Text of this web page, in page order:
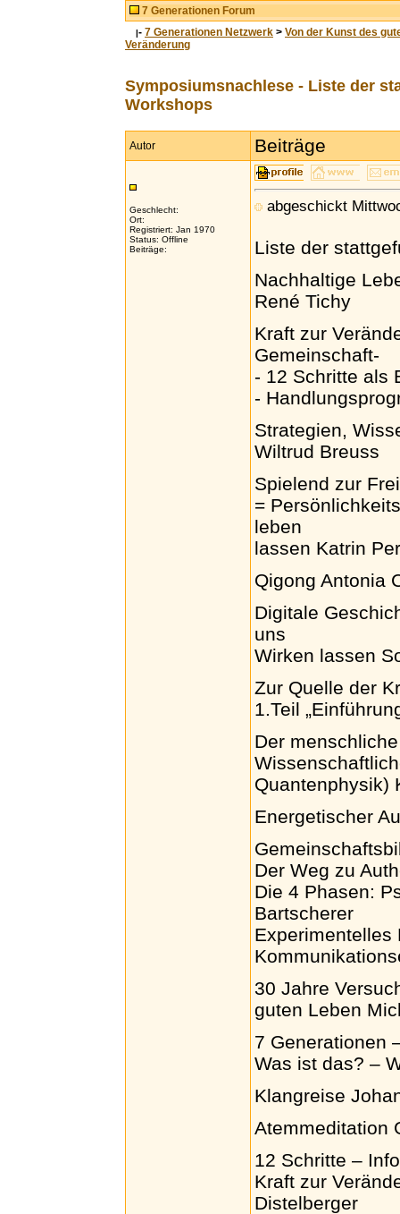
7 Generationen Forum
|- 7 Generationen Netzwerk > Von der Kunst des
Veränderung
Symposiumsnachlese - Liste der
Workshops
Autor Beiträge
Geschlecht:
Ort:
Registriert: Jan 1970
Status: Offline
Beiträge:
abgeschickt
Liste der
Nachhaltige
René Tichy
Kraft zur
Gemeinschaft-
- 12 Schritte als
-
Strategien,
Wiltrud Breuss
Spielend zur
=
leben
lassen Katrin
Qigong Antonia
Digitale
uns
Wirken lassen
Zur Quelle der
1.Teil
Der
Quantenphysik)
Energetischer
Der Weg zu
Die 4 Phasen:
Bartscherer
Experimentelles
30 Jahre
guten Leben
7 Generationen
Was ist das? –
Klangreise
Atemmeditation
12 Schritte –
Kraft zur
Distelberger